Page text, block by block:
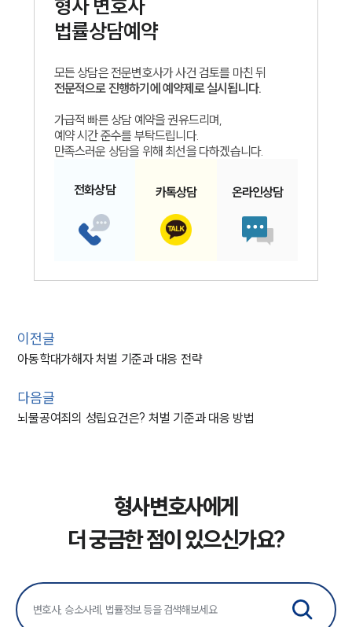
형사변호사
법률상담예약
모든 상담은 전문변호사가 사건 검토를 마친 뒤
전문적으로 진행하기에 예약제로 실시됩니다.
가급적 빠른 상담 예약을 권유드리며,
예약 시간 준수를 부탁드립니다.
만족스러운 상담을 위해 최선을 다하겠습니다.
전화상담 카톡상담 온라인상담
이전글
아동학대가해자 처벌 기준과 대응 전략
다음글
뇌물공여죄의 성립요건은? 처벌 기준과 대응 방법
형사변호사에게
더 궁금한 점이 있으신가요?